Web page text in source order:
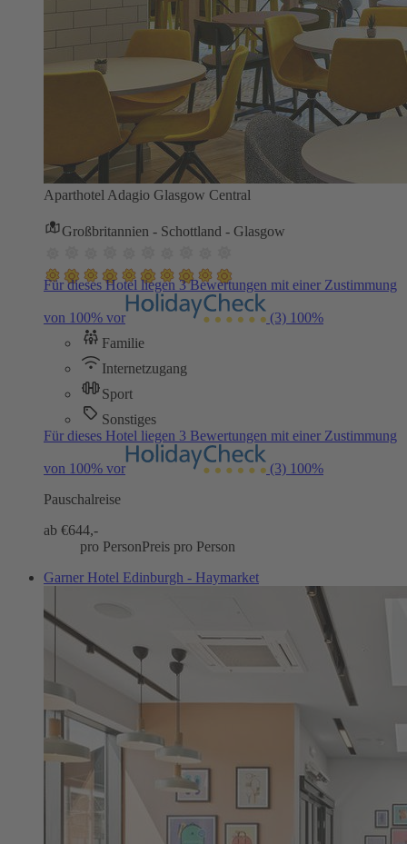
Aparthotel Adagio Glasgow Central
Großbritannien - Schottland - Glasgow
Für dieses Hotel liegen 3 Bewertungen mit einer Zustimmung
von 100% vor (3) 100%
Familie
Internetzugang
Sport
Sonstiges
Für dieses Hotel liegen 3 Bewertungen mit einer Zustimmung
von 100% vor (3) 100%
Pauschalreise
ab €644,-
pro PersonPreis pro Person
Garner Hotel Edinburgh - Haymarket